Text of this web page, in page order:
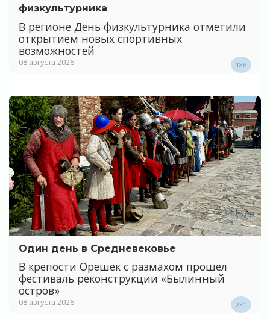
физкультурника
В регионе День физкультурника отметили
открытием новых спортивных
возможностей
08 августа 2026 186
Один день в Средневековье
В крепости Орешек с размахом прошел
фестиваль реконструкции «Былинный
остров»
08 августа 2026 231